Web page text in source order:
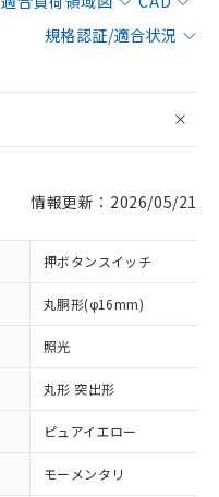
規格認証/適合状況
情報更新：2026/05/21
押ボタンスイッチ
丸胴形(φ16mm)
照光
丸形 突出形
ピュアイエロー
モーメンタリ